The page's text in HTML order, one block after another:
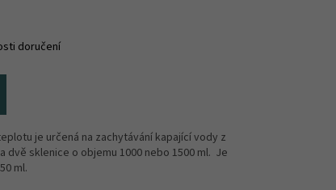
doručení
je určená na zachytávání kapající vody z
dvě sklenice o objemu 1000 nebo 1500 ml. Je
ml.